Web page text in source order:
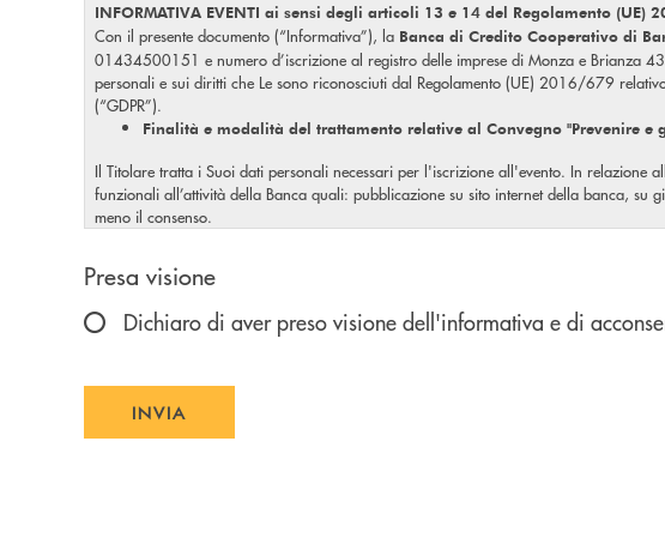
INFORMATIVA EVENTI ai sensi degli articoli 13 e 14 del Regolamento (UE)
Con il presente documento (“Informativa”), la Banca di Credito Cooperativo di
01434500151 e numero d’iscrizione al registro delle imprese di Monza e Brianza
personali e sui diritti che Le sono riconosciuti dal Regolamento (UE) 2016/679
(“GDPR”).
Finalità e modalità del trattamento relative al Convegno "Prevenire e
Il Titolare tratta i Suoi dati personali necessari per l'iscrizione all'evento. In
funzionali all’attività della Banca quali: pubblicazione su sito internet della banca,
meno il consenso.
Il trattamento delle immagini avviene mediante strumenti automatizzati e non, con
riservatezza.
I Soggetti che possono trattare i dati personali
In relazione ai trattamenti descritti nella presente Informativa, in qualità di
diritto di accesso– diritto di ottenere conferma che sia o meno in corso un
Scegliere un'opzione
Presa visione
Dichiaro di aver preso visione dell'informativa e di
INVIA FORM
INVIA